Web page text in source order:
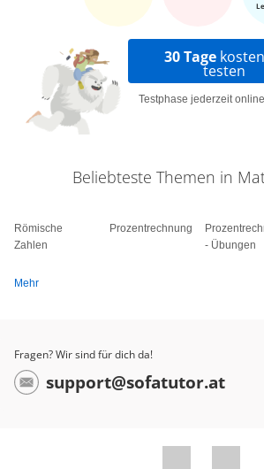
30 Tage
testen
Testphase jederzeit
Beliebteste Themen in
Römische
Zahlen
Prozentrechnung
- Übungen
Mehr
Fragen? Wir sind für dich da!
support@sofatutor.at